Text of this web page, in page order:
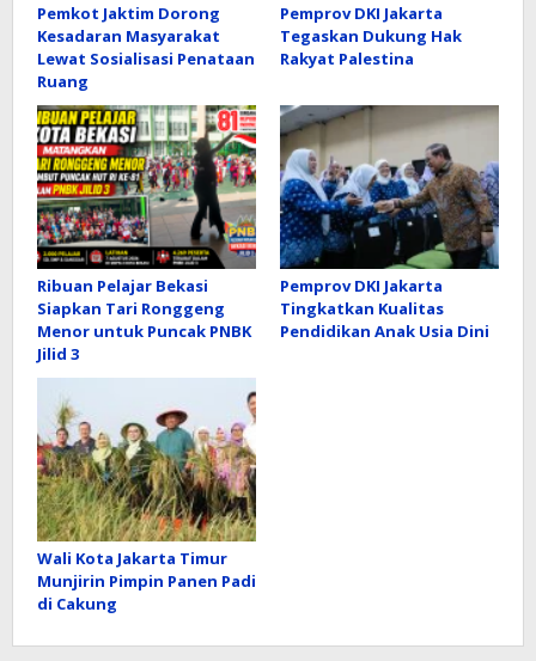
Pemkot Jaktim Dorong
Kesadaran Masyarakat
Lewat Sosialisasi Penataan
Ruang
Pemprov DKI Jakarta
Tegaskan Dukung Hak
Rakyat Palestina
Ribuan Pelajar Bekasi
Siapkan Tari Ronggeng
Menor untuk Puncak PNBK
Jilid 3
Pemprov DKI Jakarta
Tingkatkan Kualitas
Pendidikan Anak Usia Dini
Wali Kota Jakarta Timur
Munjirin Pimpin Panen Padi
di Cakung